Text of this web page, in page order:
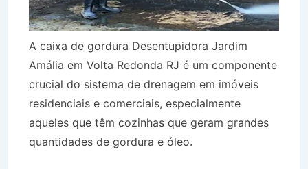
A caixa de gordura Desentupidora Jardim
Amália em Volta Redonda RJ é um componente
crucial do sistema de drenagem em imóveis
residenciais e comerciais, especialmente
aqueles que têm cozinhas que geram grandes
quantidades de gordura e óleo.